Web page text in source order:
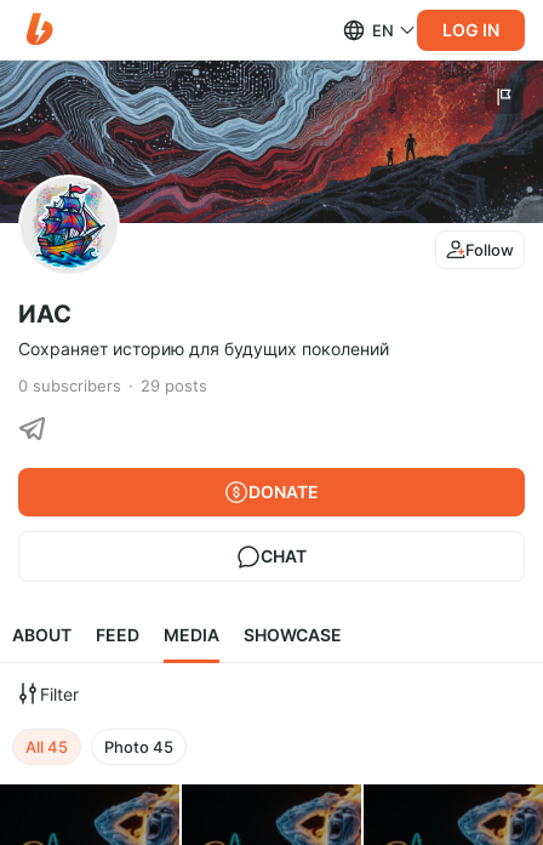
EN LOG IN
Follow
ИАС
Сохраняет историю для будущих поколений
0 subscribers 29 posts
DONATE
CHAT
ABOUT FEED MEDIA SHOWCASE
Filter
All45 Photo45